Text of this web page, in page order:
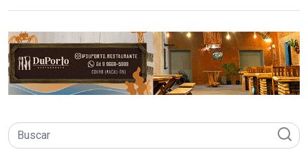
BRASIL
CÂMARA
DE
GUAMARÉ